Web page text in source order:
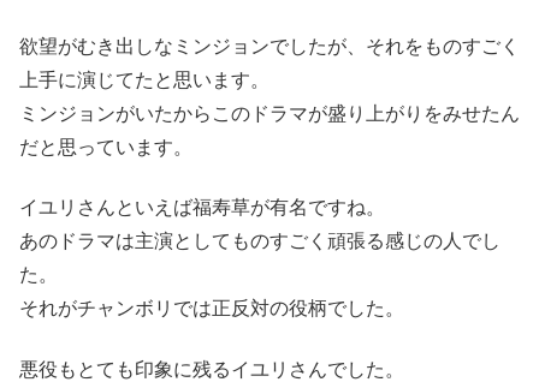
欲望がむき出しなミンジョンでしたが、それをものすごく
上手に演じてたと思います。
ミンジョンがいたからこのドラマが盛り上がりをみせたん
だと思っています。
イユリさんといえば福寿草が有名ですね。
あのドラマは主演としてものすごく頑張る感じの人でし
た。
それがチャンボリでは正反対の役柄でした。
悪役もとても印象に残るイユリさんでした。